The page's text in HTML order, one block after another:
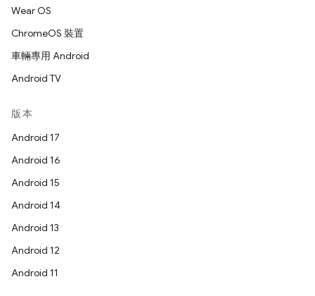
Wear OS
ChromeOS 裝置
車輛專用 Android
Android TV
版本
Android 17
Android 16
Android 15
Android 14
Android 13
Android 12
Android 11